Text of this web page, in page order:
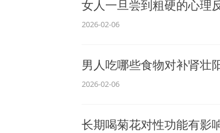
女人一旦尝到粗硬的心理
2026-02-06
男人吃哪些食物对补肾壮
2026-02-06
长期喝菊花对性功能有影